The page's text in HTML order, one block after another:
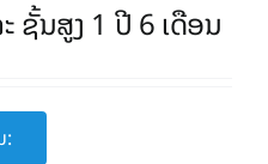
ຊັ້ນສູງ 1 ປີ 6 ເດືອນ
: